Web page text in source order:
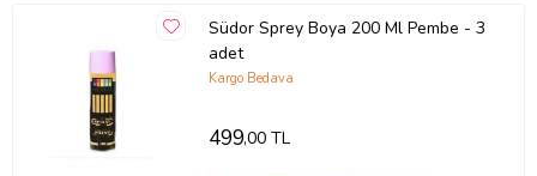
Südor Sprey Boya 200 Ml Pembe - 3
adet
Kargo Bedava
499,00 TL